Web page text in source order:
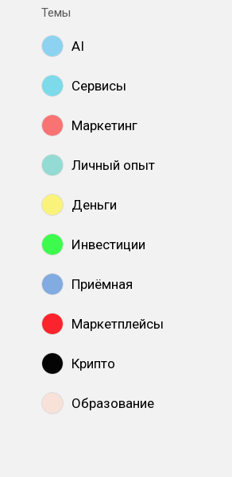
Темы
AI
Сервисы
Маркетинг
Личный опыт
Деньги
Инвестиции
Приёмная
Маркетплейсы
Крипто
Образование